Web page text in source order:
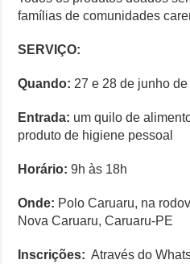
famílias de comunidades
SERVIÇO:
Quando: 27 e 28 de junho de
Entrada: um quilo de
produto de higiene pessoal
Horário: 9h às 18h
Onde: Polo Caruaru, na
Nova Caruaru, Caruaru-PE
Inscrições: Através do